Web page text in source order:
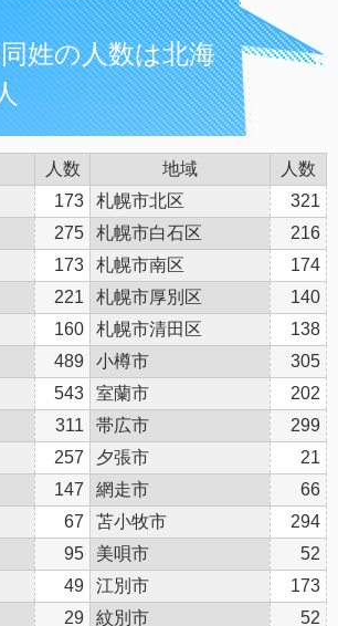
姓の人数は北海
人数 地域
人数
173 札幌市北区
321
275 札幌市白石区
216
173 札幌市南区
174
221 札幌市厚別区
140
160 札幌市清田区
138
489 小樽市
305
543 室蘭市
202
311 帯広市
299
257 夕張市
21
147 網走市
66
67 苫小牧市
294
95 美唄市
52
49 江別市
173
29 紋別市
52